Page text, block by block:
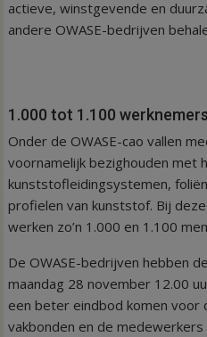
actieve, winstgevende en
andere OWASE-bedrijven
1.000 tot 1.100 werknemers
Onder de OWASE-cao vallen
voornamelijk bezighouden met
kunststofleidingsystemen,
profielen van kunststof. Bij
werken zo’n 1.000 en 1.100
De OWASE-bedrijven hebben
maandag 28 november 12.00
een beter eindbod komen voor
vakbonden en de